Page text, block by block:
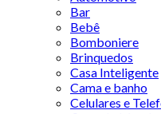
Bar
Bebê
Bomboniere
Brinquedos
Casa Inteligente
Cama e banho
Celulares e